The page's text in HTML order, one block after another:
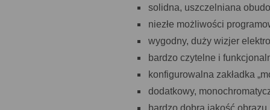
solidna, uszczelniana
niezłe możliwości
wygodny, duży wizjer
bardzo czytelne i
konfigurowalna zakładka
dodatkowy,
bardzo dobra jakość